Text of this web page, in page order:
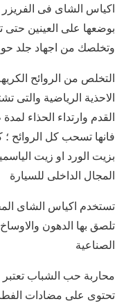
اكياس الشاى فى
بوضعها على العينين
وتخلصك من اجهاد جلد
التخلص من الروائح
الاحذية الرياضية والتى
القدم وارتداء الحذاء
فانها تسحب كل
بزيت الورد او زيت
المجال الداخلى للسيارة
تستخدم اكياس الشاى
تلصق بها الدهون
الصناعية
محاربة حب الشباب تعتبر
تحتوى على مضادات